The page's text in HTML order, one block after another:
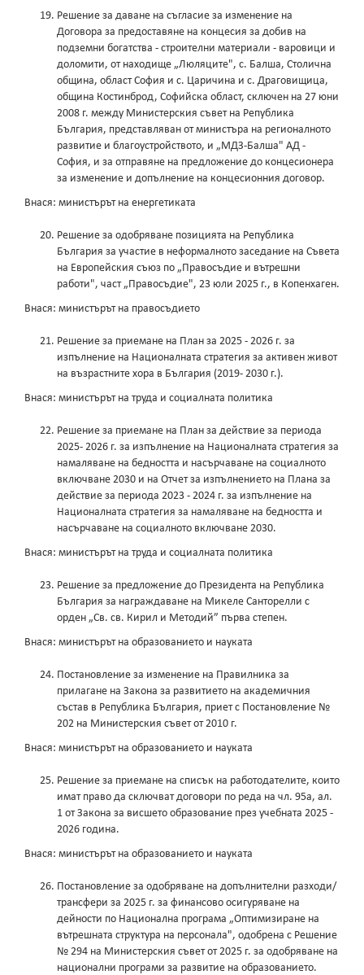
Решение за даване на съгласие за изменение на
Договора за предоставяне на концесия за добив на
подземни богатства - строителни материали - варовици и
доломити, от находище „Люляците", с. Балша, Столична
община, област София и с. Царичина и с. Драговищица,
община Костинброд, Софийска област, сключен на 27 юни
2008 г. между Министерския съвет на Република
България, представляван от министъра на регионалното
развитие и благоустройството, и „МДЗ-Балша" АД -
София, и за отправяне на предложение до концесионера
за изменение и допълнение на концесионния договор.
Внася: министърът на енергетиката
Решение за одобряване позицията на Република
България за участие в неформалното заседание на Съвета
на Европейския съюз по „Правосъдие и вътрешни
работи", част „Правосъдие", 23 юли 2025 г., в Копенхаген.
Внася: министърът на правосъдието
Решение за приемане на План за 2025 - 2026 г. за
изпълнение на Националната стратегия за активен живот
на възрастните хора в България (2019- 2030 г.).
Внася: министърът на труда и социалната политика
Решение за приемане на План за действие за периода
2025- 2026 г. за изпълнение на Националната стратегия за
намаляване на бедността и насърчаване на социалното
включване 2030 и на Отчет за изпълнението на Плана за
действие за периода 2023 - 2024 г. за изпълнение на
Националната стратегия за намаляване на бедността и
насърчаване на социалното включване 2030.
Внася: министърът на труда и социалната политика
Решение за предложение до Президента на Република
България за награждаване на Микеле Санторелли с
орден „Св. св. Кирил и Методий” първа степен.
Внася: министърът на образованието и науката
Постановление за изменение на Правилника за
прилагане на Закона за развитието на академичния
състав в Република България, приет с Постановление №
202 на Министерския съвет от 2010 г.
Внася: министърът на образованието и науката
Решение за приемане на списък на работодателите, които
имат право да сключват договори по реда на чл. 95а, ал.
1 от Закона за висшето образование през учебната 2025 -
2026 година.
Внася: министърът на образованието и науката
Постановление за одобряване на допълнителни разходи/
трансфери за 2025 г. за финансово осигуряване на
дейности по Национална програма „Оптимизиране на
вътрешната структура на персонала", одобрена с Решение
№ 294 на Министерския съвет от 2025 г. за одобряване на
национални програми за развитие на образованието.